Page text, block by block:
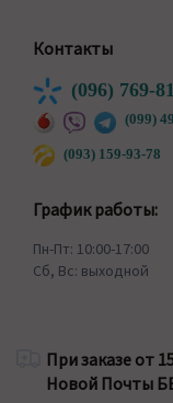
Контакты
(096) 769-
(099)
(093) 159-93-78
График работы:
Пн-Пт: 10:00-17:00
Сб, Вс: выходной
При заказе от
Новой Почты